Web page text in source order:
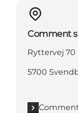
Comment
Ryttervej 70
5700